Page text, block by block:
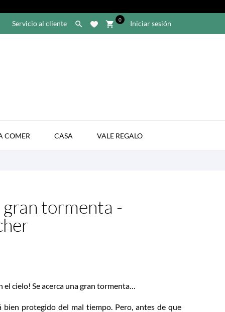
Servicio al cliente  shopping_cart 0 Iniciar sesión
COMER CASA VALE REGALO
gran tormenta -
el cielo! Se acerca una gran tormenta…
bien protegido del mal tiempo. Pero, antes de que